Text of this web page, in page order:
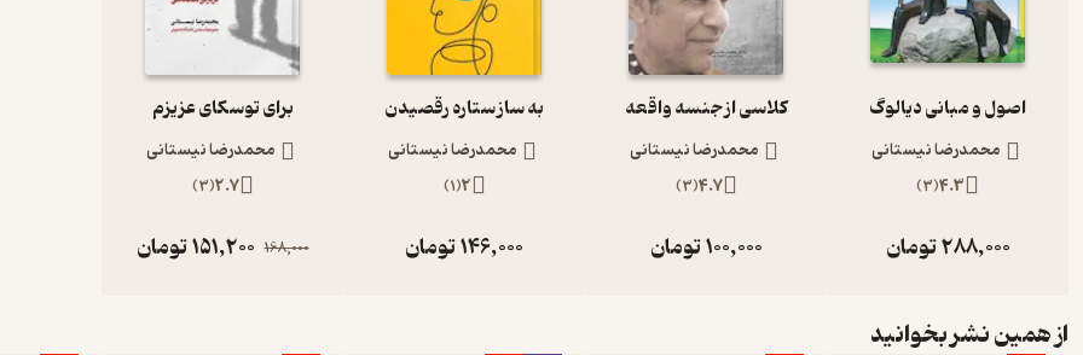
اصول و مبانی دیالوگ
محمدرضا نیستانی
4.3
(
3
)
288,000تومان
کلاسی از جنسه واقعه
محمدرضا نیستانی
4.7
(
3
)
100,000تومان
به ساز ستاره رقصیدن
محمدرضا نیستانی
2
(
1
)
146,000تومان
برای توسکای عزیزم
محمدرضا نیستانی
2.7
(
3
)
168,000
151,200تومان
از همین نشر بخوانید